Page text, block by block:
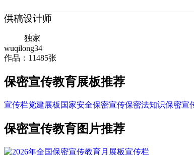
供稿设计师
独家
wuqilong34
作品：11485张
保密宣传教育展板推荐
宣传栏党建展板 国家安全保密宣传保密法知识保密宣
保密宣传教育图片推荐